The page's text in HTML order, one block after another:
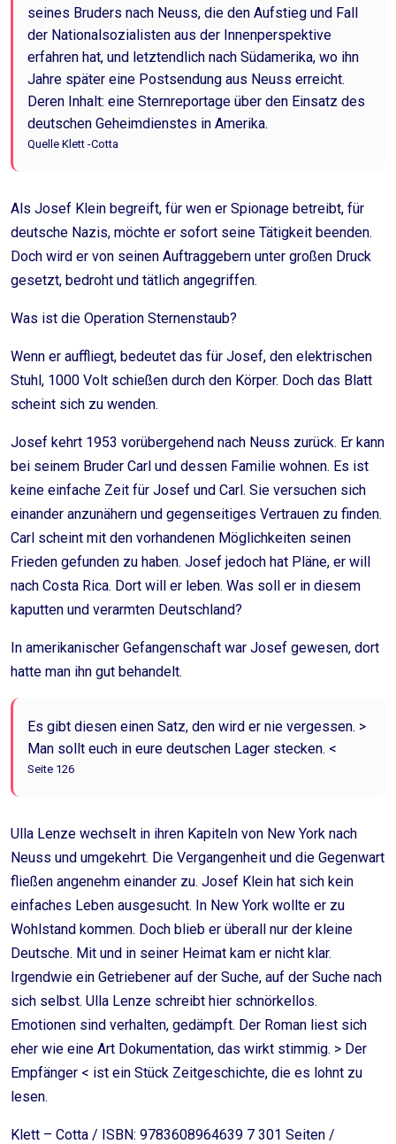
seines Bruders nach Neuss, die den Aufstieg und Fall
der Nationalsozialisten aus der Innenperspektive
erfahren hat, und letztendlich nach Südamerika, wo ihn
Jahre später eine Postsendung aus Neuss erreicht.
Deren Inhalt: eine Sternreportage über den Einsatz des
deutschen Geheimdienstes in Amerika.
Quelle Klett -Cotta
Als Josef Klein begreift, für wen er Spionage betreibt, für
deutsche Nazis, möchte er sofort seine Tätigkeit beenden.
Doch wird er von seinen Auftraggebern unter großen Druck
gesetzt, bedroht und tätlich angegriffen.
Was ist die Operation Sternenstaub?
Wenn er auffliegt, bedeutet das für Josef, den elektrischen
Stuhl, 1000 Volt schießen durch den Körper. Doch das Blatt
scheint sich zu wenden.
Josef kehrt 1953 vorübergehend nach Neuss zurück. Er kann
bei seinem Bruder Carl und dessen Familie wohnen. Es ist
keine einfache Zeit für Josef und Carl. Sie versuchen sich
einander anzunähern und gegenseitiges Vertrauen zu finden.
Carl scheint mit den vorhandenen Möglichkeiten seinen
Frieden gefunden zu haben. Josef jedoch hat Pläne, er will
nach Costa Rica. Dort will er leben. Was soll er in diesem
kaputten und verarmten Deutschland?
In amerikanischer Gefangenschaft war Josef gewesen, dort
hatte man ihn gut behandelt.
Es gibt diesen einen Satz, den wird er nie vergessen. >
Man sollt euch in eure deutschen Lager stecken. <
Seite 126
Ulla Lenze wechselt in ihren Kapiteln von New York nach
Neuss und umgekehrt. Die Vergangenheit und die Gegenwart
fließen angenehm einander zu. Josef Klein hat sich kein
einfaches Leben ausgesucht. In New York wollte er zu
Wohlstand kommen. Doch blieb er überall nur der kleine
Deutsche. Mit und in seiner Heimat kam er nicht klar.
Irgendwie ein Getriebener auf der Suche, auf der Suche nach
sich selbst. Ulla Lenze schreibt hier schnörkellos.
Emotionen sind verhalten, gedämpft. Der Roman liest sich
eher wie eine Art Dokumentation, das wirkt stimmig. > Der
Empfänger < ist ein Stück Zeitgeschichte, die es lohnt zu
lesen.
Klett – Cotta / ISBN: 9783608964639 7 301 Seiten /